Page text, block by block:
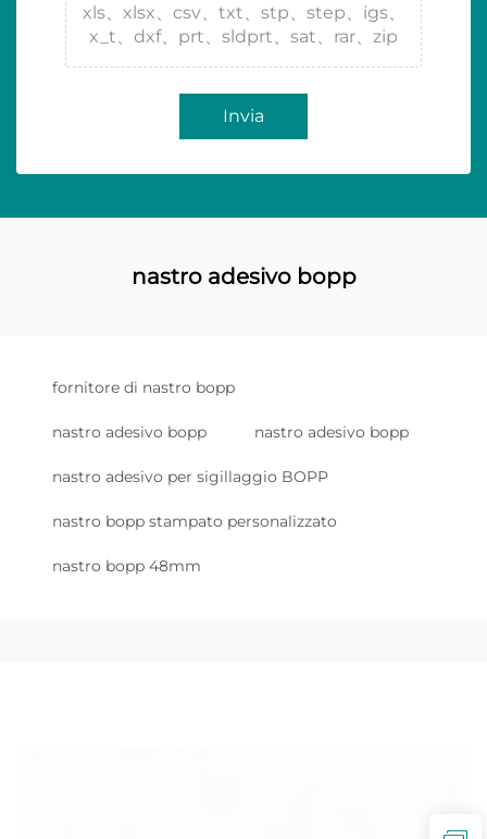
xls、xlsx、csv、txt、stp、step、igs、
x_t、dxf、prt、sldprt、sat、rar、zip
Invia
nastro adesivo bopp
fornitore di nastro bopp
nastro adesivo bopp nastro adesivo bopp
nastro adesivo per sigillaggio BOPP
nastro bopp stampato personalizzato
nastro bopp 48mm